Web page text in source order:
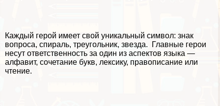
Каждый герой имеет свой уникальный символ: знак
вопроса, спираль, треугольник, звезда. Главные герои
несут ответственность за один из аспектов языка —
алфавит, сочетание букв, лексику, правописание или
чтение.